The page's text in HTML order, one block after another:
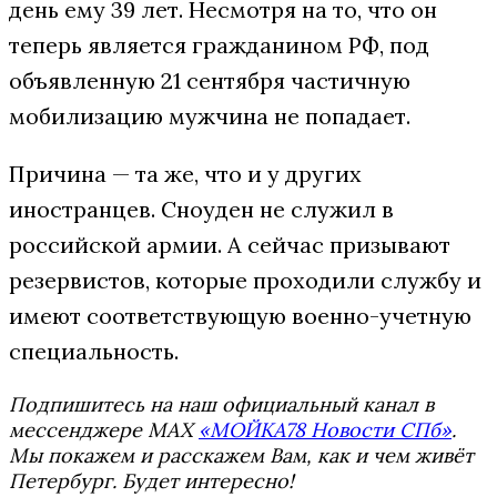
день ему 39 лет. Несмотря на то, что он
теперь является гражданином РФ, под
объявленную 21 сентября частичную
мобилизацию мужчина не попадает.
Причина — та же, что и у других
иностранцев. Сноуден не служил в
российской армии. А сейчас призывают
резервистов, которые проходили службу и
имеют соответствующую военно-учетную
специальность.
Подпишитесь на наш официальный канал в
мессенджере MAX«МОЙКА78 Новости СПб».
Мы покажем и расскажем Вам, как и чем живёт
Петербург. Будет интересно!